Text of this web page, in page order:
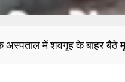
अस्पताल में शवगृह के बाहर बैठे